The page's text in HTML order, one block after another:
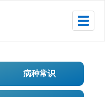
Toggle
病种常识